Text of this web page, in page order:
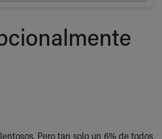
Pero tan solo un 6% de todos